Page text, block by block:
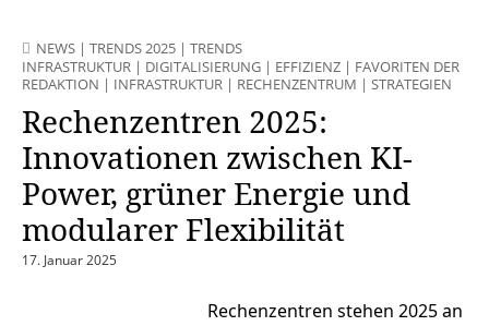
NEWS | TRENDS 2025 | TRENDS
INFRASTRUKTUR | DIGITALISIERUNG | EFFIZIENZ | FAVORITEN DER
REDAKTION | INFRASTRUKTUR | RECHENZENTRUM | STRATEGIEN
Rechenzentren 2025:
Innovationen zwischen KI-
Power, grüner Energie und
modularer Flexibilität
17. Januar 2025
Rechenzentren stehen 2025 an